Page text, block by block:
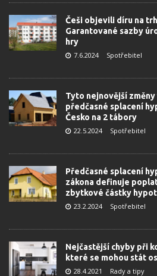
Češi objevili díru na
Garantované sazby
hry
7.6.2024 Spotřebitel
Tyto nejnovější
předčasné splacení
Česko na 2 tábory
22.5.2024 Spotřebitel
Předčasné splacení
zákona definuje
zbytkové částky
23.2.2024 Spotřebitel
Nejčastější chyby při
které se mohou stát
28.4.2021 Rady a tipy